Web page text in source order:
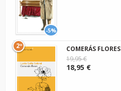
-5%
2º
COMERÁS FLORES
19,95 €
18,95 €